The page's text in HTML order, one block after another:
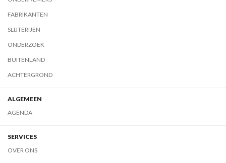
FABRIKANTEN
SLIJTERIJEN
ONDERZOEK
BUITENLAND
ACHTERGROND
ALGEMEEN
AGENDA
SERVICES
OVER ONS